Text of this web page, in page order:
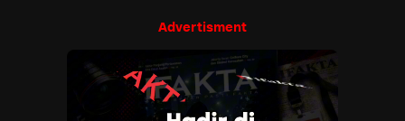
Advertisment